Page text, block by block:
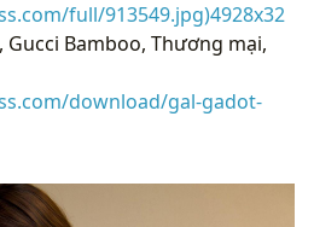
full/913549.jpg)4928x32
Gucci Bamboo, Thương mại,
download/gal-gadot-